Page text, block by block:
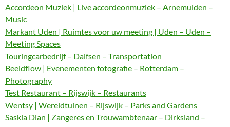
Accordeon Muziek | Live accordeonmuziek – Arnemuiden –
Music
Markant Uden | Ruimtes voor uw meeting | Uden – Uden –
Meeting Spaces
Touringcarbedrijf – Dalfsen – Transportation
Beeldflow | Evenementen fotografie – Rotterdam –
Photography
Test Restaurant – Rijswijk – Restaurants
Wentsy | Wereldtuinen – Rijswijk – Parks and Gardens
Saskia Dian | Zangeres en Trouwambtenaar – Dirksland –